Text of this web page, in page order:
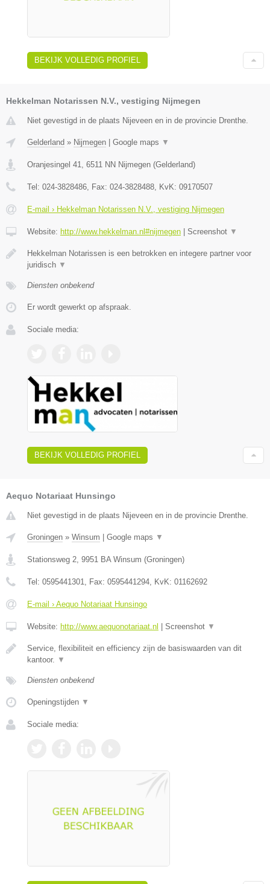
BEKIJK VOLLEDIG PROFIEL
Hekkelman Notarissen N.V., vestiging Nijmegen
Niet gevestigd in de plaats Nijeveen en in de provincie Drenthe.
Gelderland » Nijmegen Google maps ▼
Oranjesingel 41 6511 NN Nijmegen (Gelderland)
Tel: 024-3828486 , Fax: 024-3828488 , KvK: 09170507
E-mail › Hekkelman Notarissen N.V., vestiging Nijmegen
Website: http://www.hekkelman.nl#nijmegen Screenshot ▼
Hekkelman Notarissen is een betrokken en integere partner voor
juridisch ▼
Diensten onbekend
Er wordt gewerkt op afspraak.
Sociale media:
BEKIJK VOLLEDIG PROFIEL
Aequo Notariaat Hunsingo
Niet gevestigd in de plaats Nijeveen en in de provincie Drenthe.
Groningen » Winsum Google maps ▼
Stationsweg 2, 9951 BA Winsum (Groningen)
Tel: 0595441301, Fax: 0595441294, KvK: 01162692
E-mail › Aequo Notariaat Hunsingo
Website: http://www.aequonotariaat.nl Screenshot ▼
Service, flexibiliteit en efficiency zijn de basiswaarden van dit
kantoor. ▼
Diensten onbekend
Openingstijden ▼
Sociale media: